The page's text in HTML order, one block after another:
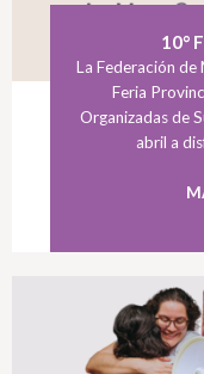
10°
La Federación de
Feria
Organizadas de
abril a